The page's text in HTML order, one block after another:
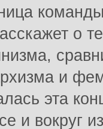
о
и
эта
и вокруг